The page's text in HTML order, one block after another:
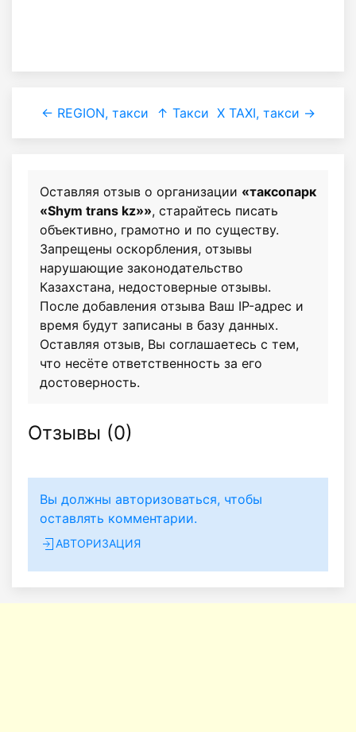
← REGION, такси ↑ Такси X TAXI, такси →
Оставляя отзыв о организации «таксопарк
«Shym trans kz»», старайтесь писать
объективно, грамотно и по существу.
Запрещены оскорбления, отзывы
нарушающие законодательство
Казахстана, недостоверные отзывы.
После добавления отзыва Ваш IP-адрес и
время будут записаны в базу данных.
Оставляя отзыв, Вы соглашаетесь с тем,
что несёте ответственность за его
достоверность.
Отзывы (0)
Вы должны авторизоваться, чтобы
оставлять комментарии.
АВТОРИЗАЦИЯ